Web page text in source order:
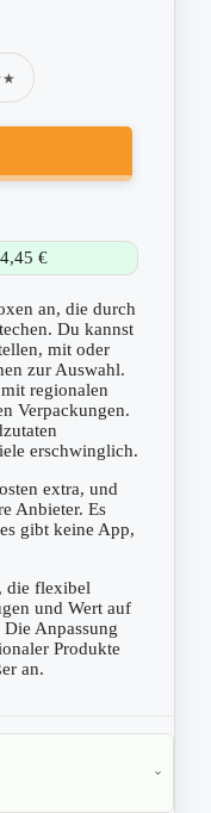
€
an, die durch
Du kannst
mit oder
zur Auswahl.
regionalen
Verpackungen.
erschwinglich.
extra, und
Anbieter. Es
gibt keine App,
die flexibel
und Wert auf
Anpassung
Produkte
an.